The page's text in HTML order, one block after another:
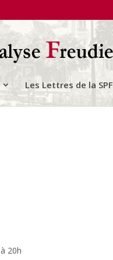
Les Lettres de la SPF
20h